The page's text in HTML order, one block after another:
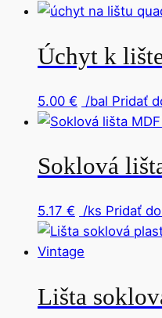
Úchyt k
5.00 € /bal Pridať
Soklová
5.17 € /ks Pridať
Lišta